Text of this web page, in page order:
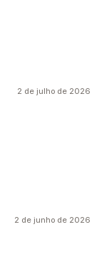
2 de julho de 2026
2 de junho de 2026